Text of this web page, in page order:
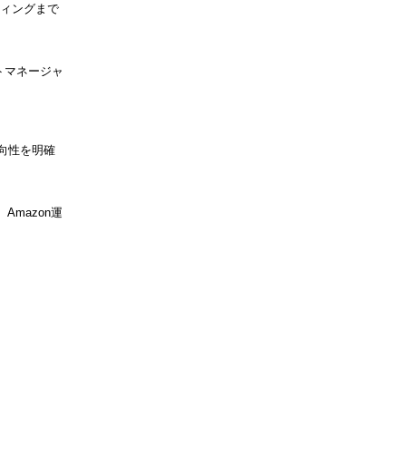
ングまで
ネージャ
性を明確
Amazon運